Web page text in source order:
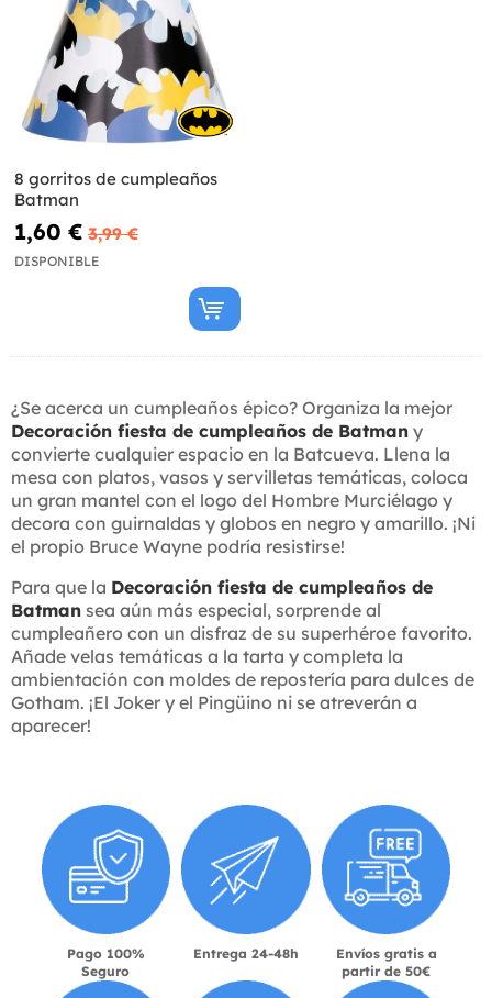
8 gorritos de cumpleaños
Batman
1,60 € 3,99 €
DISPONIBLE
¿Se acerca un cumpleaños épico? Organiza la mejor
Decoración fiesta de cumpleaños de Batman y
convierte cualquier espacio en la Batcueva. Llena la
mesa con platos, vasos y servilletas temáticas, coloca
un gran mantel con el logo del Hombre Murciélago y
decora con guirnaldas y globos en negro y amarillo. ¡Ni
el propio Bruce Wayne podría resistirse!
Para que la Decoración fiesta de cumpleaños de
Batman sea aún más especial, sorprende al
cumpleañero con un disfraz de su superhéroe favorito.
Añade velas temáticas a la tarta y completa la
ambientación con moldes de repostería para dulces de
Gotham. ¡El Joker y el Pingüino ni se atreverán a
aparecer!
Pago 100%
Seguro
Entrega 24-48h
Envíos gratis a
partir de 50€